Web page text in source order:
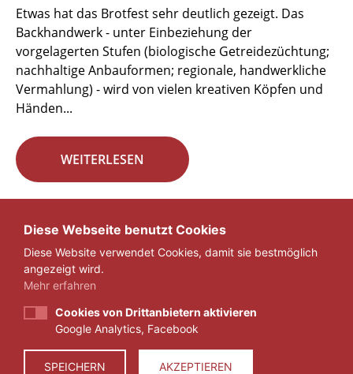
Etwas hat das Brotfest sehr deutlich gezeigt. Das
Backhandwerk - unter Einbeziehung der
vorgelagerten Stufen (biologische Getreidezüchtung;
nachhaltige Anbauformen; regionale, handwerkliche
Vermahlung) - wird von vielen kreativen Köpfen und
Händen...
WEITERLESEN
« 1 ... 4 5 6 ... 29 »
IMPRESSUM
DATENSCHUTZ
Diese Webseite benutzt Cookies
Diese Website verwendet Cookies, damit sie bestmöglich
angezeigt wird.
Mehr erfahren
Cookies von Drittanbietern aktivieren
Google Analytics, Facebook
SPEICHERN AKZEPTIEREN